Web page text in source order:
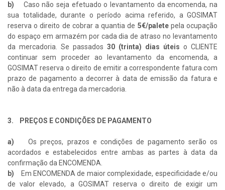
b) Caso não seja efetuado o levantamento da encomenda, na
sua totalidade, durante o período acima referido, a GOSIMAT
reserva o direito de cobrar a quantia de 5€/paletepela ocupação
do espaço em armazém por cada dia de atraso no levantamento
da mercadoria. Se passados 30 (trinta) dias úteis o CLIENTE
continuar sem proceder ao levantamento da encomenda, a
GOSIMAT reserva o direito de emitir a correspondente fatura com
prazo de pagamento a decorrer à data de emissão da fatura e
não à data da entrega da mercadoria.
3. PREÇOS E CONDIÇÕES DE PAGAMENTO
a)Os preços, prazos e condições de pagamento serão os
acordados e estabelecidos entre ambas as partes à data da
confirmação da ENCOMENDA.
b)
Em ENCOMENDA de maior complexidade, especificidade e/ou
de valor elevado, a GOSIMAT reserva o direito de exigir um